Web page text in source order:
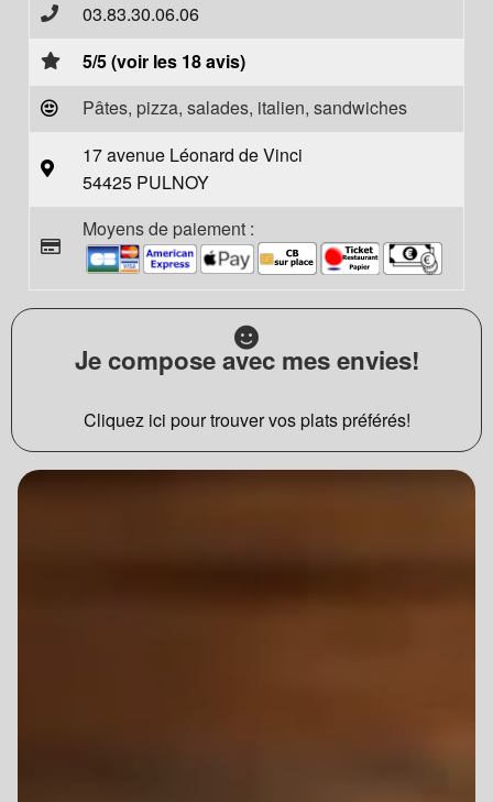
03.83.30.06.06
5/5 (voir les 18 avis)
Pâtes, pizza, salades, italien, sandwiches
17 avenue Léonard de Vinci
54425 PULNOY
Moyens de paiement :
Je compose avec mes envies!
Cliquez ici pour trouver vos plats préférés!